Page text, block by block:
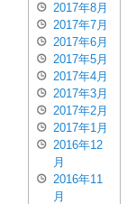
2017年8月
2017年7月
2017年6月
2017年5月
2017年4月
2017年3月
2017年2月
2017年1月
2016年12
月
2016年11
月